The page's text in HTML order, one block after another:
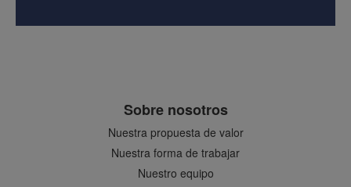
Sobre nosotros
Nuestra propuesta de valor
Nuestra forma de trabajar
Nuestro equipo